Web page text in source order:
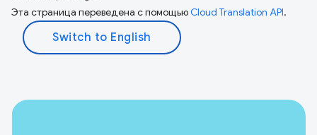
Эта страница переведена с помощьюCloud Translation API.